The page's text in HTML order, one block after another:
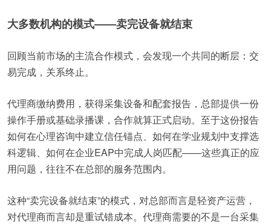
大多数机构的模式——卖完设备就结束
回顾当前市场的主流合作模式，会发现一个共同的断层：交
易完成，关系终止。
代理商缴纳费用，获得采集设备和配套报告，总部提供一份
操作手册或基础录播课，合作就算正式启动。至于这份报告
如何在心理咨询中建立信任锚点、如何在学业规划中支撑选
科逻辑、如何在企业EAP中完成人岗匹配——这些真正的应
用问题，往往不在总部的服务范围内。
这种“卖完设备就结束”的模式，对总部而言是轻资产运营，
对代理商而言却是重试错成本。代理商需要的不是一台采集